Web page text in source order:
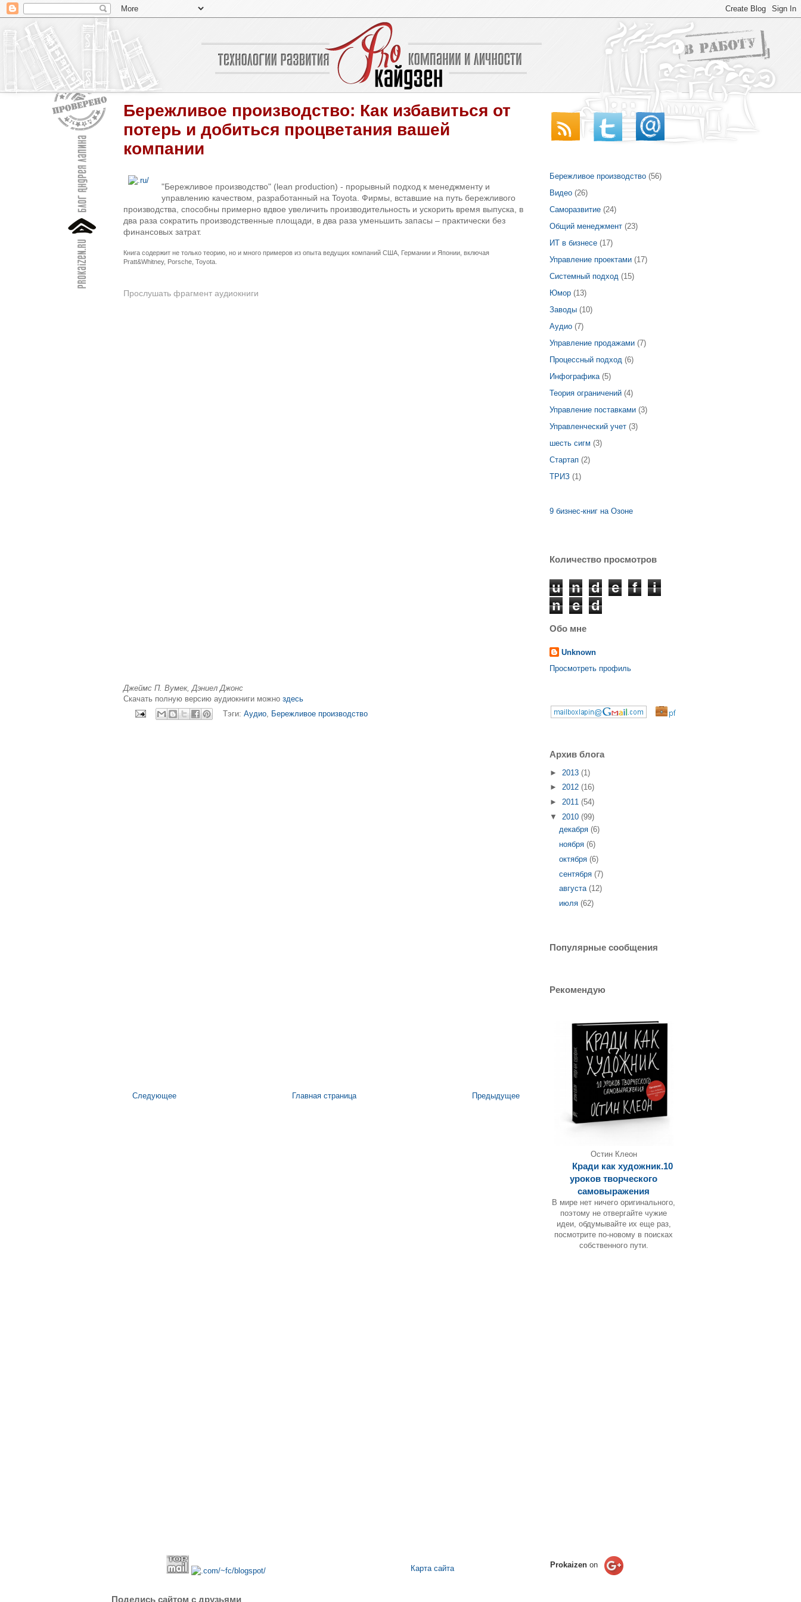
Бережливое производство: Как избавиться от
потерь и добиться процветания вашей
компании
"Бережливое производство" (lean production) - прорывный подход к менеджменту и
управлению качеством, разработанный на Toyota. Фирмы, вставшие на путь бережливого
производства, способны примерно вдвое увеличить производительность и ускорить время выпуска, в
два раза сократить производственные площади, в два раза уменьшить запасы – практически без
финансовых затрат.
Книга содержит не только теорию, но и много примеров из опыта ведущих компаний США, Германии и Японии, включая
Pratt&Whitney, Porsche, Toyota.
Прослушать фрагмент аудиокниги
Джеймс П. Вумек, Дэниел Джонс
Скачать полную версию аудиокниги можно здесь
Тэги: Аудио, Бережливое производство
Следующее Предыдущее
Главная страница
Бережливое производство (56)
Видео (26)
Саморазвитие (24)
Общий менеджмент (23)
ИТ в бизнесе (17)
Управление проектами (17)
Системный подход (15)
Юмор (13)
Заводы (10)
Аудио (7)
Управление продажами (7)
Процессный подход (6)
Инфографика (5)
Теория ограничений (4)
Управление поставками (3)
Управленческий учет (3)
шесть сигм (3)
Стартап (2)
ТРИЗ (1)
9 бизнес-книг на Озоне
Количество просмотров
u n d e f
i
n
e d
Обо мне
Unknown
Просмотреть профиль
Архив блога
► 2013 (1)
► 2012 (16)
► 2011 (54)
▼ 2010 (99)
декабря (6)
ноября (6)
октября (6)
сентября (7)
августа (12)
июля (62)
Популярные сообщения
Рекомендую
Остин Клеон
Кради как художник.10
уроков творческого
самовыражения
В мире нет ничего оригинального,
поэтому не отвергайте чужие
идеи, обдумывайте их еще раз,
посмотрите по-новому в поисках
собственного пути.
Поделись сайтом с друзьями
Карта сайта Prokaizen on